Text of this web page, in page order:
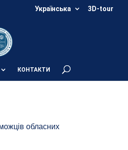
Українська 3D-tour
КОНТАКТИ
обласних